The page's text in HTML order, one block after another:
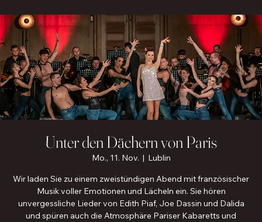
Unter den Dächern von Paris
Mo., 11. Nov.
  |
Lublin
Wir laden Sie zu einem zweistündigen Abend mit französischer
Musik voller Emotionen und Lächeln ein. Sie hören
unvergessliche Lieder von Edith Piaf, Joe Dassin und Dalida
und spüren auch die Atmosphäre Pariser Kabaretts und